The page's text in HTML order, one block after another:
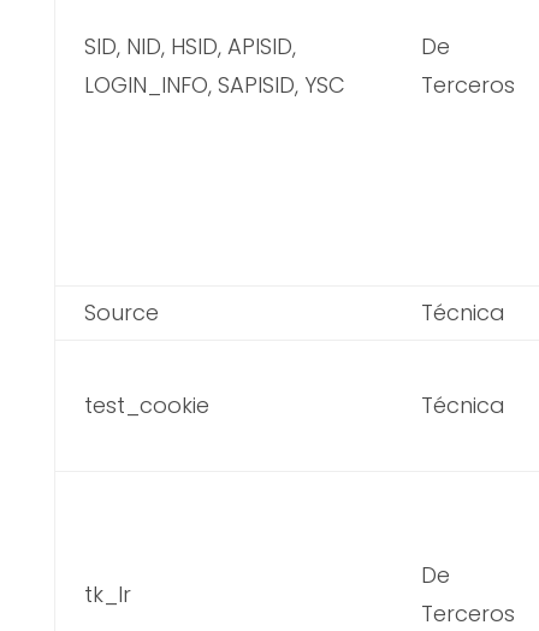
SID, NID, HSID, APISID,
LOGIN_INFO, SAPISID, YSC
De
Terceros
Source Técnica
test_cookie Técnica
tk_lr
De
Terceros